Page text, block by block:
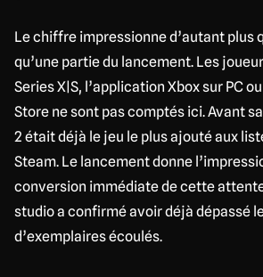
Le chiffre impressionne d’autant plus
qu’une partie du lancement. Les
Series X|S, l’application Xbox sur PC
Store ne sont pas comptés ici. Avant
2 était déjà le jeu le plus ajouté aux
Steam. Le lancement donne
conversion immédiate de cette
studio a confirmé avoir déjà dépassé
d’exemplaires écoulés.